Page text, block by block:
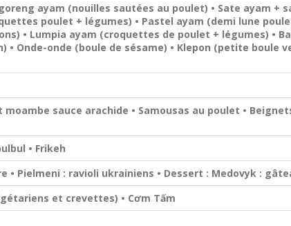
ayam (nouilles sautées au poulet) • Sate ayam +
poulet + légumes) • Pastel ayam (demi lune
• Lumpia ayam (croquettes de poulet + légumes) •
Onde-onde (boule de sésame) • Klepon (petite boule
sauce arachide • Samousas au poulet •
• Frikeh
Pielmeni : ravioli ukrainiens • Dessert : Medovyk :
et crevettes) • Cơm Tấm